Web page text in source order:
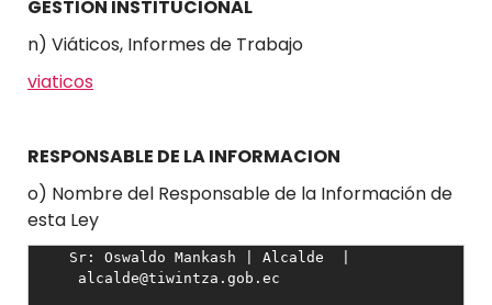
GESTION INSTITUCIONAL
n) Viáticos, Informes de Trabajo
viaticos
RESPONSABLE DE LA INFORMACION
o) Nombre del Responsable de la Información de
esta Ley
    Sr: Oswaldo Mankash | Alcalde  |
     alcalde@tiwintza.gob.ec